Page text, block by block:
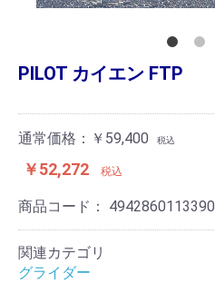
PILOT カイエン FTP
通常価格：￥59,400 税込
￥52,272 税込
商品コード： 4942860113390
関連カテゴリ
グライダー